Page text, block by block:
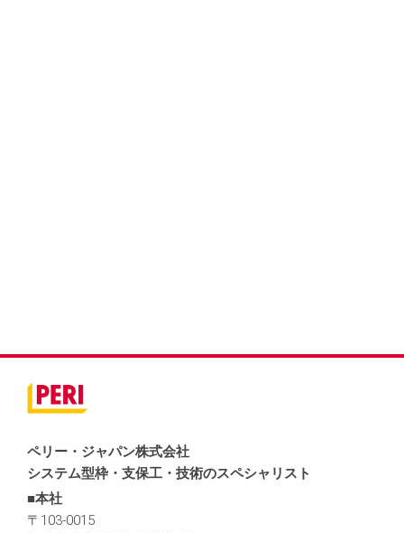
ペリー・ジャパン株式会社
システム型枠・支保工・技術のスペシャリスト
■本社
〒103-0015